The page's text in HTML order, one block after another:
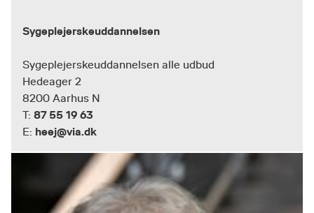
Sygeplejerskeuddannelsen
Sygeplejerskeuddannelsen alle udbud
Hedeager 2
8200 Aarhus N
T: 87 55 19 63
E: heej@via.dk